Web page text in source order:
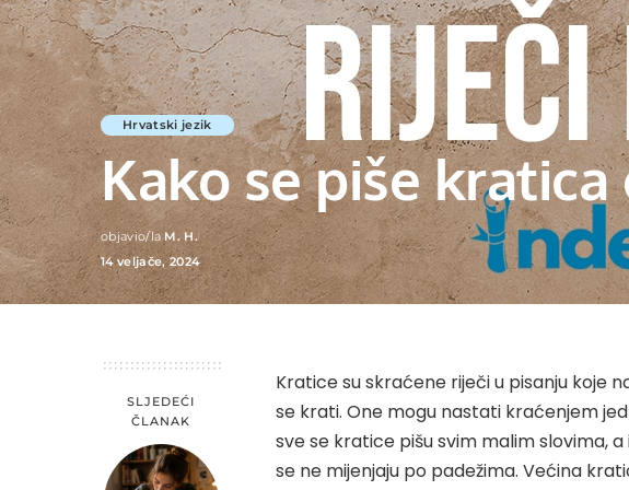
Hrvatski jezik
Kako se piše kratica
Posted
by
objavio/la M. H.
14 veljače, 2024
SLJEDEĆI
ČLANAK
Kratice su skraćene riječi u pisanju koje
se krati. One mogu nastati kraćenjem
sve se kratice pišu svim malim slovima,
se ne mijenjaju po padežima. Većina